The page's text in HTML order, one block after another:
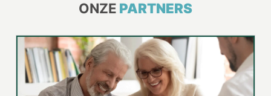
ONZE PARTNERS